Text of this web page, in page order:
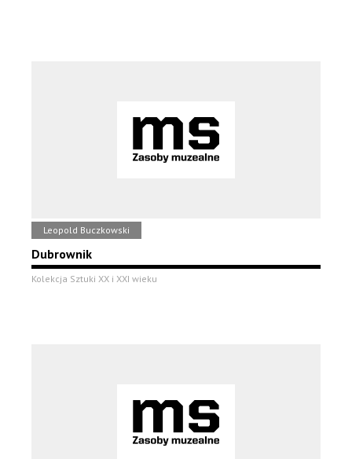
Leopold Buczkowski
Dubrownik
Kolekcja Sztuki XX i XXI wieku